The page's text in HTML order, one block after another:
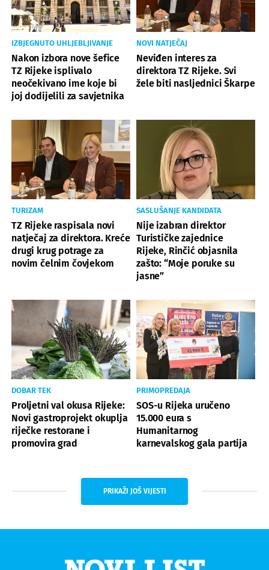
IZBJEGNUTO UHLJEBLJIVANJE
Nakon izbora nove šefice
TZ Rijeke isplivalo
neočekivano ime koje bi
joj dodijelili za savjetnika
NOVI NATJEČAJ
Neviđen interes za
direktora TZ Rijeke. Svi
žele biti nasljednici Škarpe
TURIZAM
TZ Rijeke raspisala novi
natječaj za direktora. Kreće
drugi krug potrage za
novim čelnim čovjekom
SASLUŠANJE KANDIDATA
Nije izabran direktor
Turističke zajednice
Rijeke, Rinčić objasnila
zašto: “Moje poruke su
jasne”
DOBAR TEK
Proljetni val okusa Rijeke:
Novi gastroprojekt okuplja
riječke restorane i
promovira grad
PRIMOPREDAJA
SOS-u Rijeka uručeno
15.000 eura s
Humanitarnog
karnevalskog gala partija
PRIKAŽI JOŠ VIJESTI